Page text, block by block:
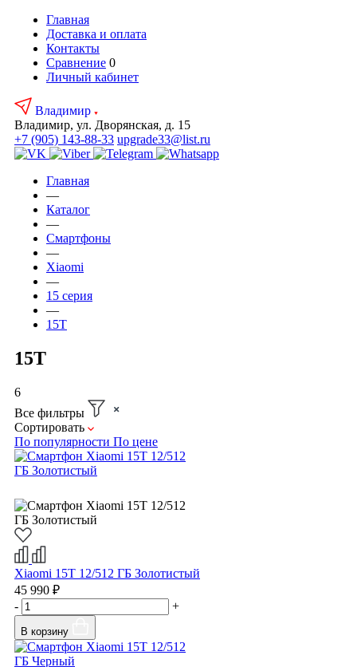
Главная
Доставка и оплата
Контакты
Сравнение 0
Личный кабинет
Владимир
Владимир, ул. Дворянская, д. 15
+7 (905) 143-88-33 upgrade33@list.ru
Главная
—
Каталог
—
Смартфоны
—
Xiaomi
—
15 серия
—
15T
15T
6
Все фильтры
Сортировать
По популярности По цене
Xiaomi 15T 12/512 ГБ Золотистый
45 990 ₽
-
+
В корзину